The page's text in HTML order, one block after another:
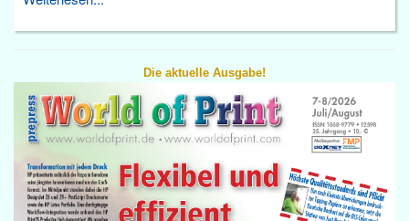
Die aktuelle Ausgabe!